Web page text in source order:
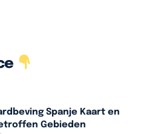
Spanje Kaart en
Gebieden